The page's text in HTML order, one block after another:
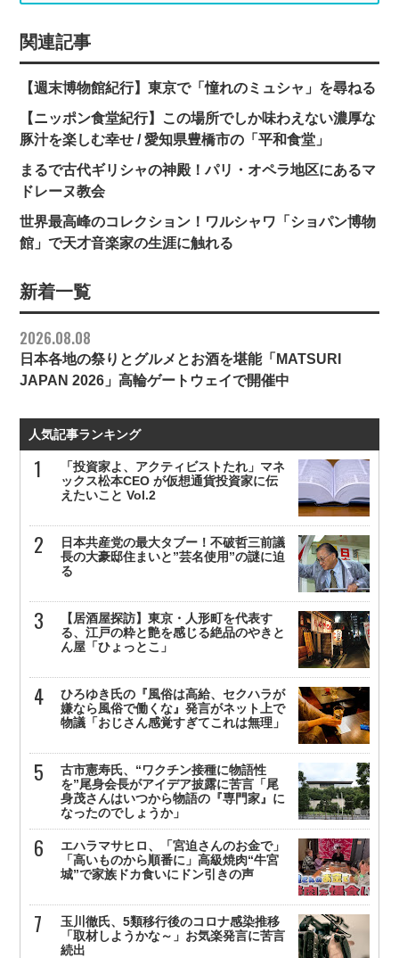
関連記事
【週末博物館紀行】東京で「憧れのミュシャ」を尋ねる
【ニッポン食堂紀行】この場所でしか味わえない濃厚な
豚汁を楽しむ幸せ / 愛知県豊橋市の「平和食堂」
まるで古代ギリシャの神殿！パリ・オペラ地区にあるマ
ドレーヌ教会
世界最高峰のコレクション！ワルシャワ「ショパン博物
館」で天才音楽家の生涯に触れる
新着一覧
2026.08.08
日本各地の祭りとグルメとお酒を堪能「MATSURI
JAPAN 2026」高輪ゲートウェイで開催中
人気記事ランキング
「投資家よ、アクティビストたれ」マネ
ックス松本CEO が仮想通貨投資家に伝
えたいこと Vol.2
日本共産党の最大タブー！不破哲三前議
長の大豪邸住まいと”芸名使用”の謎に迫
る
【居酒屋探訪】東京・人形町を代表す
る、江戸の粋と艶を感じる絶品のやきと
ん屋「ひょっとこ」
ひろゆき氏の『風俗は高給、セクハラが
嫌なら風俗で働くな』発言がネット上で
物議「おじさん感覚すぎてこれは無理」
古市憲寿氏、“ワクチン接種に物語性
を”尾身会長がアイデア披露に苦言「尾
身茂さんはいつから物語の『専門家』に
なったのでしょうか」
エハラマサヒロ、「宮迫さんのお金で」
「高いものから順番に」高級焼肉“牛宮
城”で家族ドカ食いにドン引きの声
玉川徹氏、5類移行後のコロナ感染推移
「取材しようかな～」お気楽発言に苦言
続出